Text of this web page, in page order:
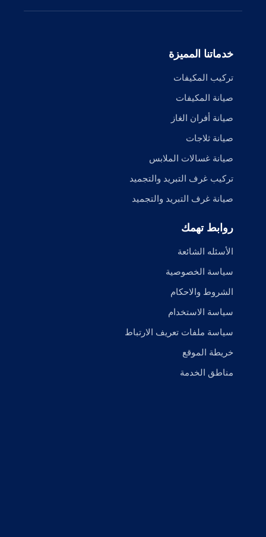
خدماتنا المميزة
تركيب المكيفات
صيانة المكيفات
صيانة أفران الغاز
صيانة ثلاجات
صيانة غسالات الملابس
تركيب غرف التبريد والتجميد
صيانة غرف التبريد والتجميد
روابط تهمك
الأسئله الشائعة
سياسة الخصوصية
الشروط والاحكام
سياسة الاستخدام
سياسة ملفات تعريف الارتباط
خريطة الموقع
مناطق الخدمة